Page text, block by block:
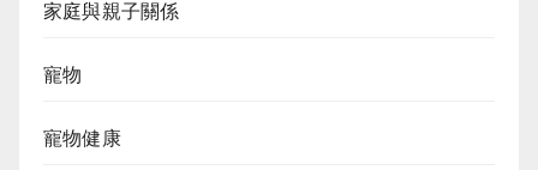
家庭與親子關係
寵物
寵物健康